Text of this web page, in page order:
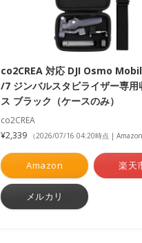
co2CREA 対応 DJI Osmo
/7 ジンバルスタビライザー専用
ス ブラック（ケースのみ）
co2CREA
¥2,339
（2026/07/16 04:20時点 | Amazon
Amazon 楽天
メルカリ